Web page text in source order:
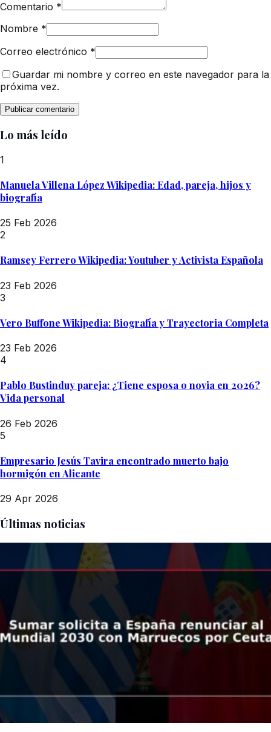
Comentario *
Nombre *
Correo electrónico *
Guardar mi nombre y correo en este navegador para la
próxima vez.
Lo más leído
1
Manuela Villena López Wikipedia: Edad, pareja, hijos y
biografía
25 Feb 2026
2
Ramsey Ferrero Wikipedia: Youtuber y Activista Española
23 Feb 2026
3
Vero Buffone Wikipedia: Biografía y Trayectoria Completa
23 Feb 2026
4
Pablo Bustinduy pareja: ¿Tiene esposa o novia en 2026?
Vida personal
26 Feb 2026
5
Empresario Jesús Tavira encontrado muerto bajo
hormigón en Alicante
29 Apr 2026
Últimas noticias